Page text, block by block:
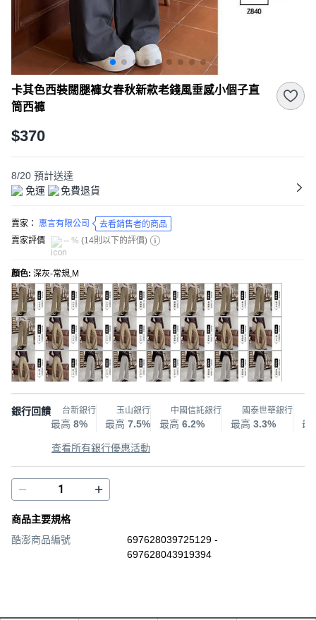
卡其色西裝闊腿褲女春秋新款老錢風垂感小個子直
筒西褲
$370
8/20 預計送達
免運
免費退貨
賣家： 惠言有限公司
去看銷售者的商品
賣家評價
-- % (14則以下的評價)
顏色: 深灰-常規,M
銀行回饋 台新銀行
最高 8%
玉山銀行
最高 7.5%
中國信託銀行
最高 6.2%
國泰世華銀行
最高 3.3% 最
查看所有銀行優惠活動
商品主要規格
酷澎商品編號
697628039725129 -
697628043919394